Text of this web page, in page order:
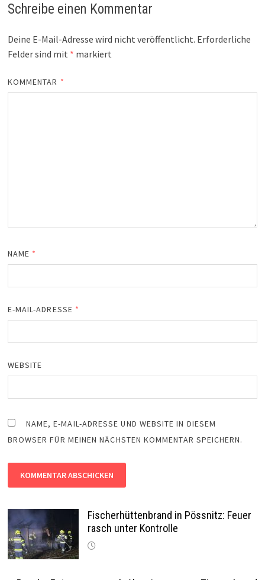
Schreibe einen Kommentar
Deine E-Mail-Adresse wird nicht veröffentlicht. Erforderliche
Felder sind mit * markiert
KOMMENTAR *
NAME *
E-MAIL-ADRESSE *
WEBSITE
NAME, E-MAIL-ADRESSE UND WEBSITE IN DIESEM
BROWSER FÜR MEINEN NÄCHSTEN KOMMENTAR SPEICHERN.
Fischerhüttenbrand in Pössnitz: Feuer
rasch unter Kontrolle